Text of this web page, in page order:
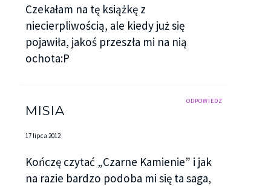
Czekałam na tę książkę z
niecierpliwością, ale kiedy już się
pojawiła, jakoś przeszła mi na nią
ochota:P
ODPOWIEDZ
MISIA
17 lipca 2012
Kończę czytać „Czarne Kamienie” i jak
na razie bardzo podoba mi się ta saga,